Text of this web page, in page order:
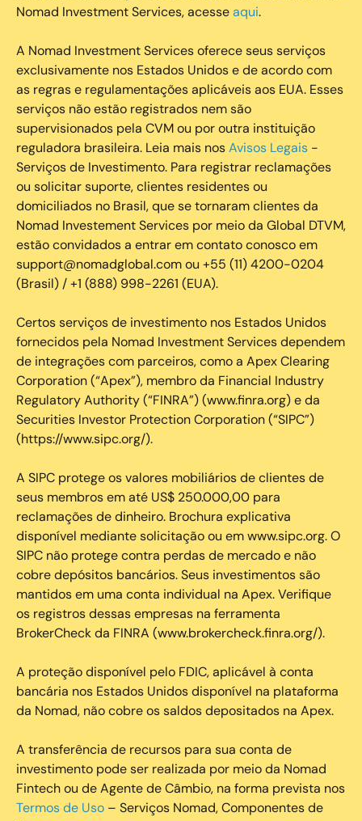
Nomad Investment Services, acesseaqui.
A Nomad Investment Services oferece seus serviços
exclusivamente nos Estados Unidos e de acordo com
as regras e regulamentações aplicáveis aos EUA. Esses
serviços não estão registrados nem são
supervisionados pela CVM ou por outra instituição
reguladora brasileira. Leia mais nosAvisos Legais -
Serviços de Investimento. Para registrar reclamações
ou solicitar suporte, clientes residentes ou
domiciliados no Brasil, que se tornaram clientes da
Nomad Investement Services por meio da Global DTVM,
estão convidados a entrar em contato conosco em
support@nomadglobal.com ou +55 (11) 4200-0204
(Brasil) / +1 (888) 998-2261 (EUA).
Certos serviços de investimento nos Estados Unidos
fornecidos pela Nomad Investment Services dependem
de integrações com parceiros, como a Apex Clearing
Corporation (“Apex”), membro da Financial Industry
Regulatory Authority (“FINRA”) (www.finra.org) e da
Securities Investor Protection Corporation (“SIPC”)
(https://www.sipc.org/).
A SIPC protege os valores mobiliários de clientes de
seus membros em até US$ 250.000,00 para
reclamações de dinheiro. Brochura explicativa
disponível mediante solicitação ou em www.sipc.org. O
SIPC não protege contra perdas de mercado e não
cobre depósitos bancários. Seus investimentos são
mantidos em uma conta individual na Apex. Verifique
os registros dessas empresas na ferramenta
BrokerCheck da FINRA (www.brokercheck.finra.org/).
A proteção disponível pelo FDIC, aplicável à conta
bancária nos Estados Unidos disponível na plataforma
da Nomad, não cobre os saldos depositados na Apex.
A transferência de recursos para sua conta de
investimento pode ser realizada por meio da Nomad
Fintech ou de Agente de Câmbio, na forma prevista nos
Termos de Uso – Serviços Nomad, Componentes de